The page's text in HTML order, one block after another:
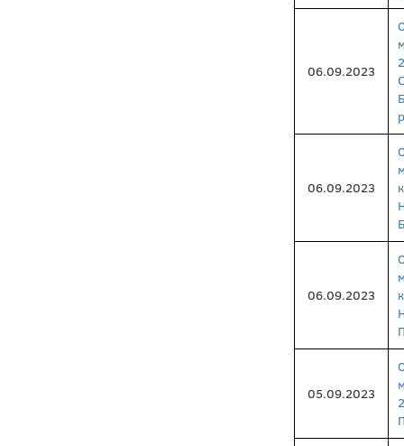
06.09.2023
06.09.2023
06.09.2023
05.09.2023